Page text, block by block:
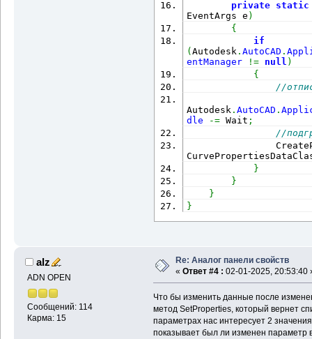
private static
EventArgs e )
{
if
(Autodesk .AutoCAD .
entManager
!= null )
{
//
Autodesk .AutoCAD .
dle
-= Wait ;
//
}
}
}
}
alz
ADN OPEN
Сообщений: 114
Карма: 15
Re: Аналог панели свойств
« Ответ #4 : 02-01-2025, 20:53:40
Что бы изменить данные после
метод SetProperties, который вернет
параметрах нас интересует 2
показывает был ли изменен параметр